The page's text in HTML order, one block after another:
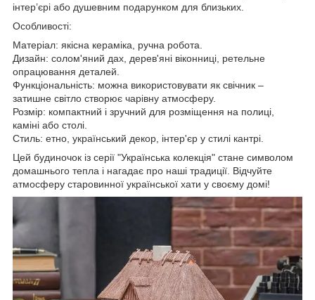
інтер’єрі або душевним подарунком для близьких.
Особливості:
Матеріал: якісна кераміка, ручна робота.
Дизайн: солом'яний дах, дерев'яні віконниці, ретельне
опрацювання деталей.
Функціональність: можна використовувати як свічник –
затишне світло створює чарівну атмосферу.
Розмір: компактний і зручний для розміщення на полиці,
каміні або столі.
Стиль: етно, український декор, інтер'єр у стилі кантрі.
Цей будиночок із серії "Українська колекція" стане символом
домашнього тепла і нагадає про наші традиції. Відчуйте
атмосферу старовинної української хати у своєму домі!